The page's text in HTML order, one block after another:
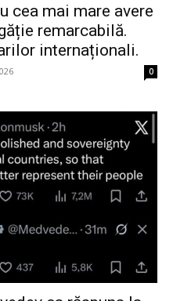
cea mai mare avere
remarcabilă.
internaționali.
0